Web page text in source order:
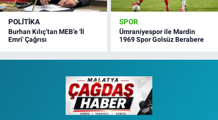
POLITIKA
Burhan Kılıç’tan MEB’e 'İl
Emri' Çağrısı
SPOR
Ümraniyespor ile Mardin
1969 Spor Golsüz Berabere